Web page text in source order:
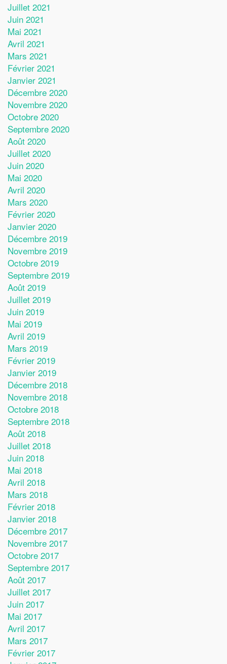
Juillet 2021
Juin 2021
Mai 2021
Avril 2021
Mars 2021
Février 2021
Janvier 2021
Décembre 2020
Novembre 2020
Octobre 2020
Septembre 2020
Août 2020
Juillet 2020
Juin 2020
Mai 2020
Avril 2020
Mars 2020
Février 2020
Janvier 2020
Décembre 2019
Novembre 2019
Octobre 2019
Septembre 2019
Août 2019
Juillet 2019
Juin 2019
Mai 2019
Avril 2019
Mars 2019
Février 2019
Janvier 2019
Décembre 2018
Novembre 2018
Octobre 2018
Septembre 2018
Août 2018
Juillet 2018
Juin 2018
Mai 2018
Avril 2018
Mars 2018
Février 2018
Janvier 2018
Décembre 2017
Novembre 2017
Octobre 2017
Septembre 2017
Août 2017
Juillet 2017
Juin 2017
Mai 2017
Avril 2017
Mars 2017
Février 2017